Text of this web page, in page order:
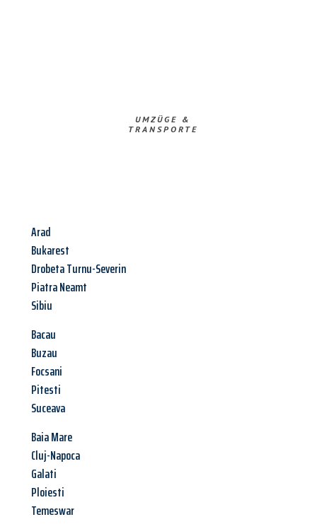
UMZÜGE &
TRANSPORTE
Arad
Bukarest
Drobeta Turnu-Severin
Piatra Neamt
Sibiu
Bacau
Buzau
Focsani
Pitesti
Suceava
Baia Mare
Cluj-Napoca
Galati
Ploiesti
Temeswar